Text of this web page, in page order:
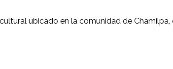
ubicado en la comunidad de